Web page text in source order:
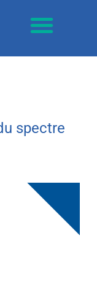
spectre